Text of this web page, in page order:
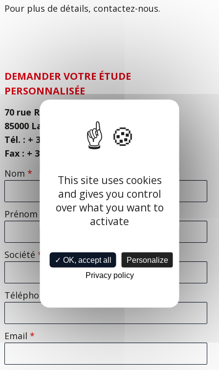
Pour plus de détails, contactez-nous.
DEMANDER VOTRE ÉTUDE
PERSONNALISÉE
70 rue René Coty - Zone Actisud
85000 La Roche sur Yon - FRANCE
Tél. : + 33 (0) 251 21 21 21
Fax : + 33 (0) 251 21 26 26
Nom *
Prénom
Société *
Téléphone
Email *
This site uses cookies
and gives you control
over what you want to
activate
✓ OK, accept all
Personalize
Privacy policy